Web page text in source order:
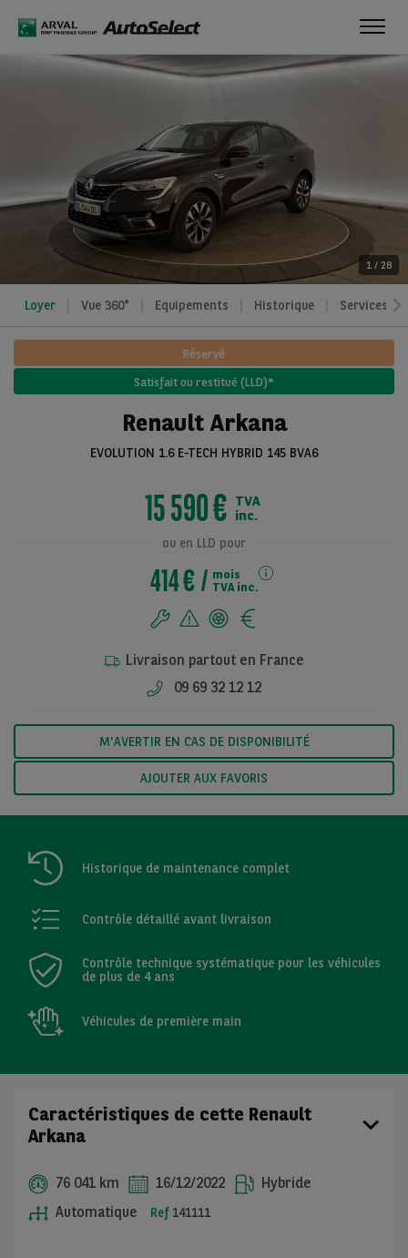
1 / 28
Loyer Vue 360° Equipements Historique Services
Réservé
Satisfait ou restitué (LLD)*
Renault Arkana
EVOLUTION 1.6 E-TECH HYBRID 145 BVA6
15 590 € TVA
inc.
ou en LLD pour
414 €
mois
TVA inc.
Livraison partout en France
09 69 32 12 12
M'AVERTIR EN CAS DE DISPONIBILITÉ
AJOUTER AUX FAVORIS
Historique de maintenance complet
Contrôle détaillé avant livraison
Contrôle technique systématique pour les véhicules
de plus de 4 ans
Véhicules de première main
Caractéristiques de cette Renault
Arkana
76 041 km 16/12/2022
Hybride
Automatique
Ref 141111